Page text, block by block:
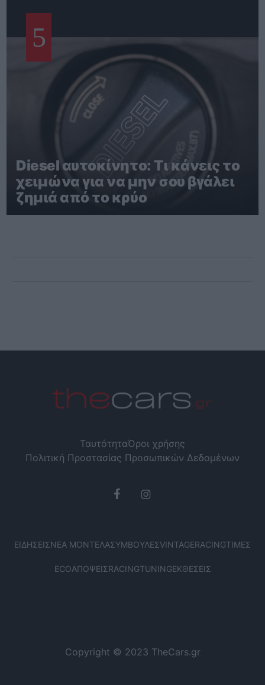
5
Diesel αυτοκίνητο: Τι κάνεις το
χειμώνα για να μην σου βγάλει
ζημιά από το κρύο
ΤαυτότηταΌροι χρήσης
Πολιτική Προστασίας Προσωπικών Δεδομένων
ΕΙΔΉΣΕΙΣΝΈΑ ΜΟΝΤΈΛΑΣΥΜΒΟΥΛΈΣVINTAGERACINGΤΙΜΈΣ
ECOΑΠΌΨΕΙΣRACINGTUNINGΕΚΘΈΣΕΙΣ
Copyright © 2023 TheCars.gr